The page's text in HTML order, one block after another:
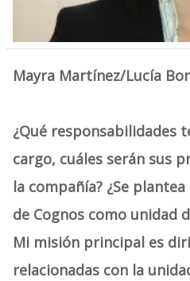
Mayra Martínez/Lucía
¿Qué responsabilidades
cargo, cuáles serán sus
la compañía? ¿Se
de Cognos como unidad
Mi misión principal es
relacionadas con la